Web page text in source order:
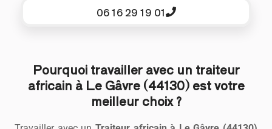
06 16 29 19 01
Pourquoi travailler avec un traiteur
africain à Le Gâvre (44130) est votre
meilleur choix ?